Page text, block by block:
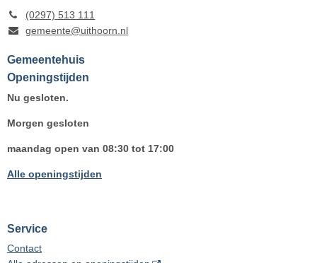
(0297) 513 111
gemeente@uithoorn.nl
Gemeentehuis
Openingstijden
Nu gesloten.
Morgen gesloten
maandag open van 08:30 tot 17:00
Alle openingstijden
Service
Contact